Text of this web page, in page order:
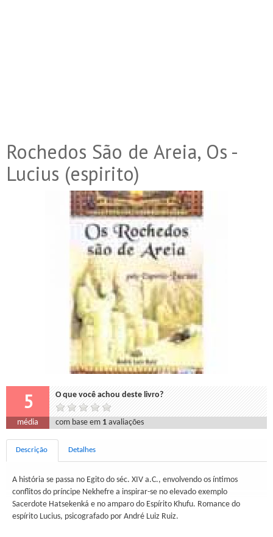
Rochedos São de Areia, Os -
Lucius (espirito)
5 O que você achou deste livro?
média com base em 1 avaliações
Descrição Detalhes
A história se passa no Egito do séc. XIV a.C., envolvendo os íntimos
conflitos do príncipe Nekhefre a inspirar-se no elevado exemplo
Sacerdote Hatsekenká e no amparo do Espírito Khufu. Romance do
espírito Lucius, psicografado por André Luiz Ruiz.